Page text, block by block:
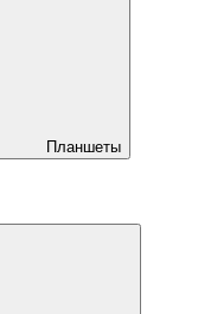
Планшеты